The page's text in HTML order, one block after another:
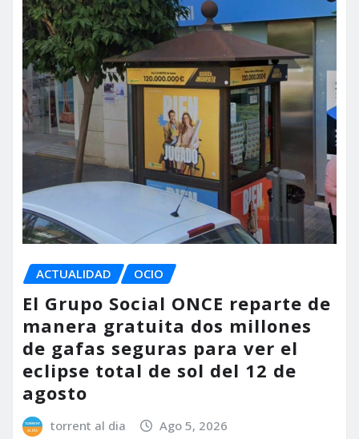
ACTUALIDAD OCIO
El Grupo Social ONCE reparte de
manera gratuita dos millones
de gafas seguras para ver el
eclipse total de sol del 12 de
agosto
torrent al dia Ago 5, 2026